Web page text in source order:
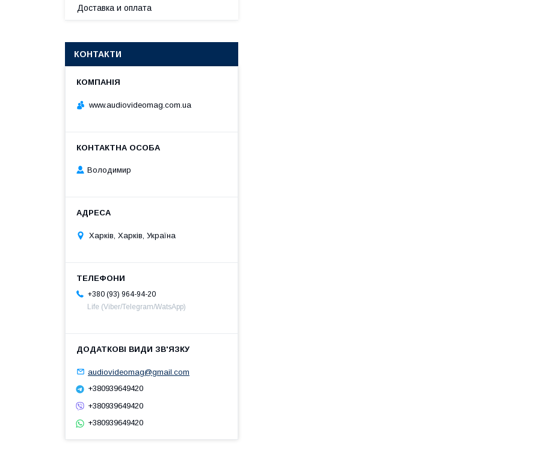
Доставка и оплата
КОНТАКТИ
www.audiovideomag.com.ua
Володимир
Харків, Харків, Україна
+380 (93) 964-94-20
Life (Viber/Telegram/WatsApp)
audiovideomag@gmail.com
+380939649420
+380939649420
+380939649420